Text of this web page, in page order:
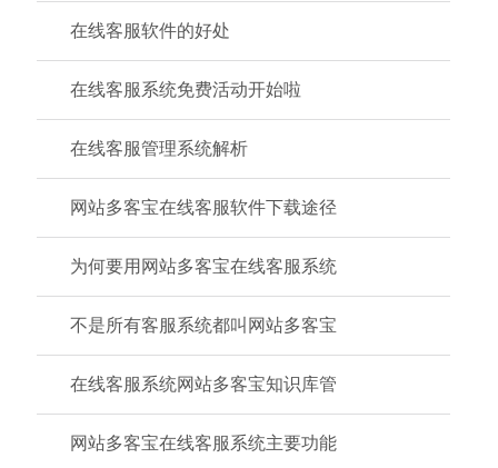
在线客服软件的好处
在线客服系统免费活动开始啦
在线客服管理系统解析
网站多客宝在线客服软件下载途径
为何要用网站多客宝在线客服系统
不是所有客服系统都叫网站多客宝
在线客服系统网站多客宝知识库管
网站多客宝在线客服系统主要功能